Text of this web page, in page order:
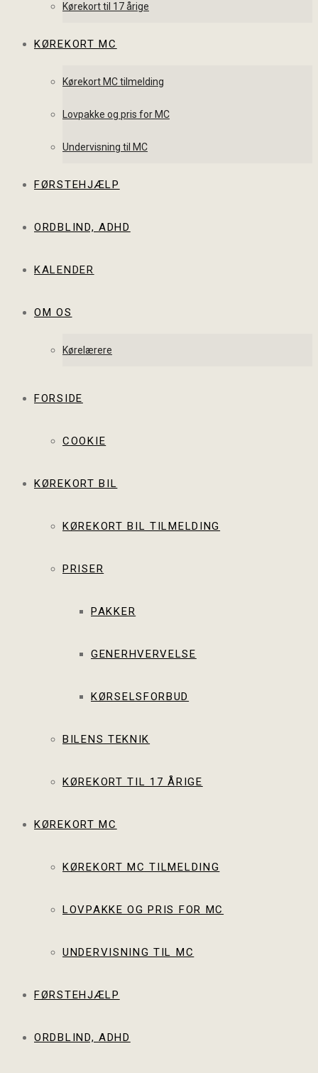
Kørekort til 17 årige
KØREKORT MC
Kørekort MC tilmelding
Lovpakke og pris for MC
Undervisning til MC
FØRSTEHJÆLP
ORDBLIND, ADHD
KALENDER
OM OS
Kørelærere
FORSIDE
COOKIE
KØREKORT BIL
KØREKORT BIL TILMELDING
PRISER
PAKKER
GENERHVERVELSE
KØRSELSFORBUD
BILENS TEKNIK
KØREKORT TIL 17 ÅRIGE
KØREKORT MC
KØREKORT MC TILMELDING
LOVPAKKE OG PRIS FOR MC
UNDERVISNING TIL MC
FØRSTEHJÆLP
ORDBLIND, ADHD